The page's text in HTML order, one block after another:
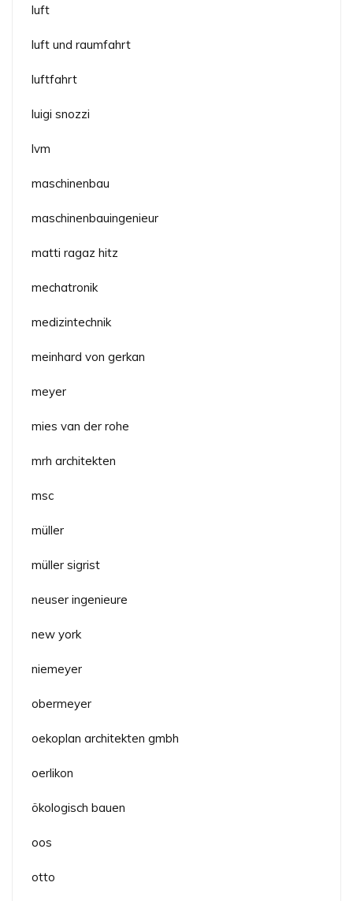
luft
luft und raumfahrt
luftfahrt
luigi snozzi
lvm
maschinenbau
maschinenbauingenieur
matti ragaz hitz
mechatronik
medizintechnik
meinhard von gerkan
meyer
mies van der rohe
mrh architekten
msc
müller
müller sigrist
neuser ingenieure
new york
niemeyer
obermeyer
oekoplan architekten gmbh
oerlikon
ökologisch bauen
oos
otto